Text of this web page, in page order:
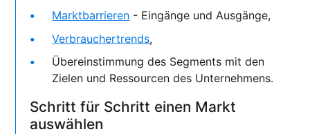
Marktbarrieren - Eingänge und Ausgänge,
Verbrauchertrends,
Übereinstimmung des Segments mit den
Zielen und Ressourcen des Unternehmens.
Schritt für Schritt einen Markt
auswählen